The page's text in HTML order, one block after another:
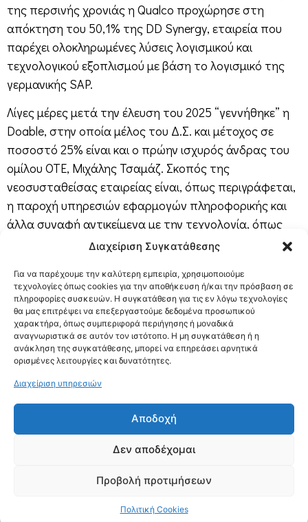
Διαχείριση Συγκατάθεσης
Για να παρέχουμε την καλύτερη εμπειρία, χρησιμοποιούμε
τεχνολογίες όπως cookies για την αποθήκευση ή/και την πρόσβαση σε
πληροφορίες συσκευών. Η συγκατάθεση για τις εν λόγω τεχνολογίες
θα μας επιτρέψει να επεξεργαστούμε δεδομένα προσωπικού
χαρακτήρα, όπως συμπεριφορά περιήγησης ή μοναδικά
αναγνωριστικά σε αυτόν τον ιστότοπο. Η μη συγκατάθεση ή η
ανάκληση της συγκατάθεσης, μπορεί να επηρεάσει αρνητικά
ορισμένες λειτουργίες και δυνατότητες.
Διαχείριση υπηρεσιών
Αποδοχή
Δεν αποδέχομαι
Προβολή προτιμήσεων
Πολιτική Cookies
της περσινής χρονιάς η Qualco προχώρησε στη
απόκτηση του 50,1% της DD Synergy, εταιρεία που
παρέχει ολοκληρωμένες λύσεις λογισμικού και
τεχνολογικού εξοπλισμού με βάση το λογισμικό της
γερμανικής SAP.
Λίγες μέρες μετά την έλευση του 2025 “γεννήθηκε” η
Doable, στην οποία μέλος του Δ.Σ. και μέτοχος σε
ποσοστό 25% είναι και ο πρώην ισχυρός άνδρας του
ομίλου ΟΤΕ, Μιχάλης Τσαμάζ. Σκοπός της
νεοσυσταθείσας εταιρείας είναι, όπως περιγράφεται,
η παροχή υπηρεσιών εφαρμογών πληροφορικής και
άλλα συναφή αντικείμενα με την τεχνολογία, όπως
ηλεκτρονικά συστήματα, λογισμικό κ.λπ. Στην
ποσοστό ο καθένας, ο πρώην Chief Officer
Τεχνολογίας και Λειτουργιών του ομίλου ΟΤΕ
Στέφανος Θεοχαρόπουλος, ο πρώην Chief Officer
Λειτουργιών και Συστημάτων Πληροφορικής του
ομίλου Γιώργος Αθανασόπουλος και η Ελένη
σύμβουλος.
Το μέτωπο των εξαγορών
Όπως όλα δείχνουν οι συγχωνεύσεις και εξαγορές
στον κλάδο θα συνεχιστούν, καθώς η αγορά συνεχίζει
να διανύει φάση συγκέντρωσης ισχύος. Στο μέτωπο
από την Q&R, η οποία απέκτησε το 60% -σε πρώτη